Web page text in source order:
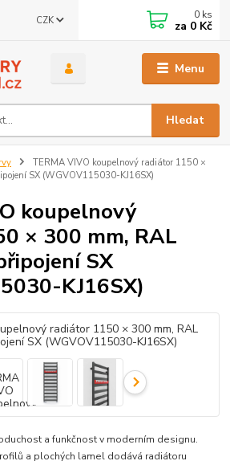
Menu
CZK
Hledat
0 ks
za 0 Kč
TERMA VIVO koupelnový radiátor 1150 ×
SX (WGVOV115030-KJ16SX)
koupelnový
× 300 mm, RAL
SX
KJ16SX)
a funkčnost v moderním designu.
a plochých lamel dodává radiátoru